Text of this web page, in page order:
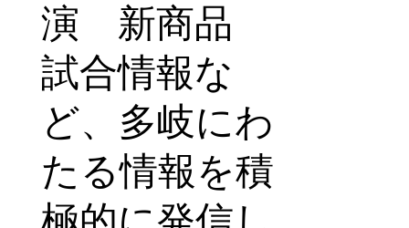
演 新商品
試合情報な
ど、多岐にわ
たる情報を積